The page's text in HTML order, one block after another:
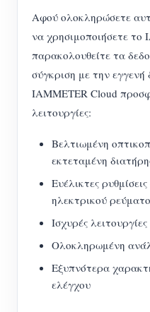
Αφού ολοκληρώσετε
να χρησιμοποιήσετε το
παρακολουθείτε τα
σύγκριση με την εγγενή
IAMMETER Cloud
λειτουργίες:
Βελτιωμένη
εκτεταμένη
Ευέλικτες
ηλεκτρικού
Ισχυρές
Ολοκληρωμένη
Εξυπνότερα
ελέγχου